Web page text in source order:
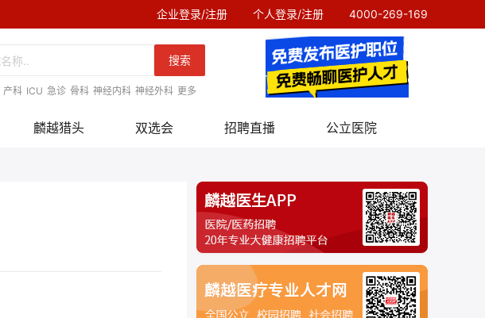
企业登录/注册 个人登录/注册 4000-269-169
搜索
产科 ICU 急诊 骨科 神经内科 神经外科 更多
麟越猎头 双选会 招聘直播 公立医院